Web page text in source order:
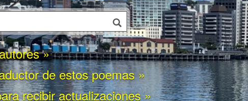
»
de estos poemas »
recibir actualizaciones »